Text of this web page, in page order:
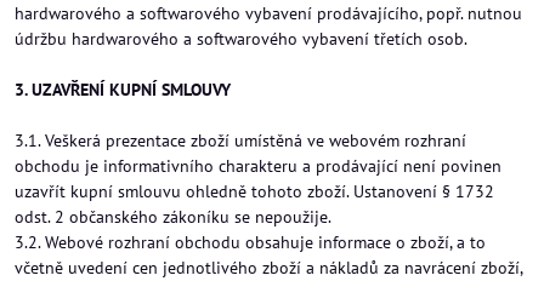
hardwarového a softwarového vybavení prodávajícího, popř. nutnou
údržbu hardwarového a softwarového vybavení třetích osob.
3. UZAVŘENÍ KUPNÍ SMLOUVY
3.1. Veškerá prezentace zboží umístěná ve webovém rozhraní
obchodu je informativního charakteru a prodávající není povinen
uzavřít kupní smlouvu ohledně tohoto zboží. Ustanovení § 1732
odst. 2 občanského zákoníku se nepoužije.
3.2. Webové rozhraní obchodu obsahuje informace o zboží, a to
včetně uvedení cen jednotlivého zboží a nákladů za navrácení zboží,